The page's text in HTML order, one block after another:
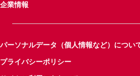
企業情報
パーソナルデータ（個人情報など）につい
プライバシーポリシー